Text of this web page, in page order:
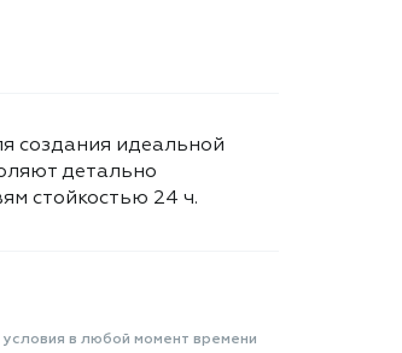
создания идеальной
детально
стойкостью 24 ч.
условия в любой момент времени